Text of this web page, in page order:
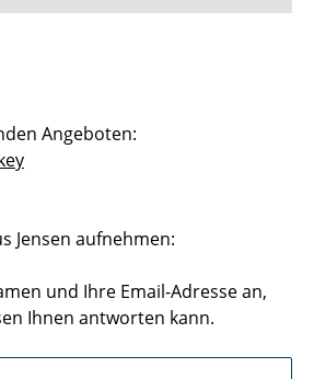
- und nun?
im Sport & Studium
Angeboten:
Jensen aufnehmen:
und Ihre Email-Adresse an,
Ihnen antworten kann.